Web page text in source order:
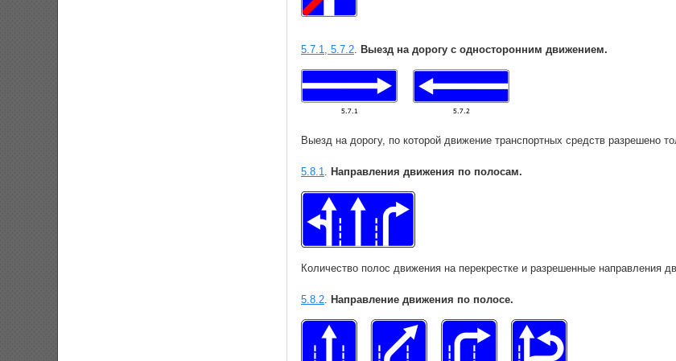
5.7.1, 5.7.2. Выезд на дорогу с односторонним движением.
Выезд на дорогу, по которой движение транспортных средств разрешено
5.8.1. Направления движения по полосам.
Количество полос движения на перекрестке и разрешенные направления
5.8.2. Направление движения по полосе.